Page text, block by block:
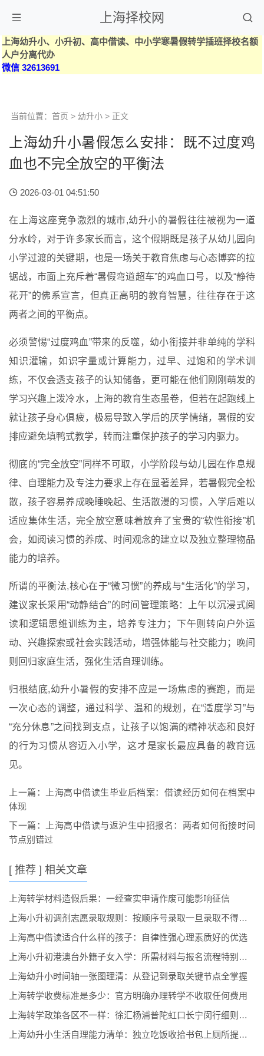
上海择校网
上海幼升小、小升初、高中借读、中小学寒暑假转学插班择校名额
人户分离代办
微信 32613691
当前位置： 首页 > 幼升小 > 正文
上海幼升小暑假怎么安排：既不过度鸡
血也不完全放空的平衡法
2026-03-01 04:51:50
在上海这座竞争激烈的城市,幼升小的暑假往往被视为一道
分水岭，对于许多家长而言，这个假期既是孩子从幼儿园向
小学过渡的关键期，也是一场关于教育焦虑与心态博弈的拉
锯战，市面上充斥着“暑假弯道超车”的鸡血口号，以及“静待
花开”的佛系宣言，但真正高明的教育智慧，往往存在于这
两者之间的平衡点。
必须警惕“过度鸡血”带来的反噬，幼小衔接并非单纯的学科
知识灌输，如识字量或计算能力，过早、过饱和的学术训
练，不仅会透支孩子的认知储备，更可能在他们刚刚萌发的
学习兴趣上泼冷水，上海的教育生态虽卷，但若在起跑线上
就让孩子身心俱疲，极易导致入学后的厌学情绪，暑假的安
排应避免填鸭式教学，转而注重保护孩子的学习内驱力。
彻底的“完全放空”同样不可取，小学阶段与幼儿园在作息规
律、自理能力及专注力要求上存在显著差异，若暑假完全松
散，孩子容易养成晚睡晚起、生活散漫的习惯，入学后难以
适应集体生活，完全放空意味着放弃了宝贵的“软性衔接”机
会，如阅读习惯的养成、时间观念的建立以及独立整理物品
能力的培养。
所谓的平衡法,核心在于“微习惯”的养成与“生活化”的学习，
建议家长采用“动静结合”的时间管理策略：上午以沉浸式阅
读和逻辑思维训练为主，培养专注力；下午则转向户外运
动、兴趣探索或社会实践活动，增强体能与社交能力；晚间
则回归家庭生活，强化生活自理训练。
归根结底,幼升小暑假的安排不应是一场焦虑的赛跑，而是
一次心态的调整，通过科学、温和的规划，在“适度学习”与
“充分休息”之间找到支点，让孩子以饱满的精神状态和良好
的行为习惯从容迈入小学，这才是家长最应具备的教育远
见。
上一篇：
上海高中借读生毕业后档案：借读经历如何在档案中
体现
下一篇：
上海高中借读与返沪生中招报名：两者如何衔接时间
节点别错过
[ 推荐 ] 相关文章
上海转学材料造假后果：一经查实申请作废可能影响征信
上海小升初调剂志愿录取规则：按顺序号录取一旦录取不得放弃
上海高中借读适合什么样的孩子：自律性强心理素质好的优选
上海小升初港澳台外籍子女入学：所需材料与报名流程特别指南
上海幼升小时间轴一张图理清：从登记到录取关键节点全掌握
上海转学收费标准是多少：官方明确办理转学不收取任何费用
上海转学政策各区不一样：徐汇杨浦普陀虹口长宁闵行细则对比
上海幼升小生活自理能力清单：独立吃饭收拾书包上厕所提前练